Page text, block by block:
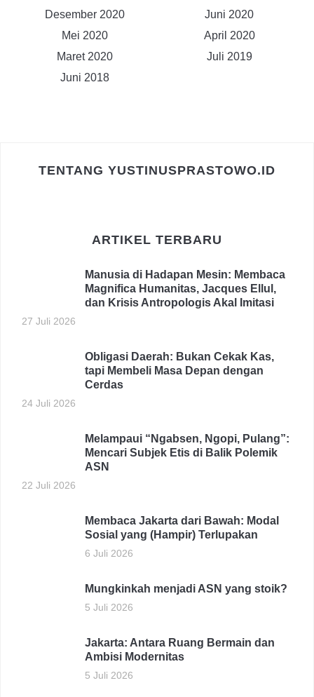
Desember 2020
Juni 2020
Mei 2020
April 2020
Maret 2020
Juli 2019
Juni 2018
TENTANG YUSTINUSPRASTOWO.ID
ARTIKEL TERBARU
Manusia di Hadapan Mesin: Membaca
Magnifica Humanitas, Jacques Ellul,
dan Krisis Antropologis Akal Imitasi
27 Juli 2026
Obligasi Daerah: Bukan Cekak Kas,
tapi Membeli Masa Depan dengan
Cerdas
24 Juli 2026
Melampaui “Ngabsen, Ngopi, Pulang”:
Mencari Subjek Etis di Balik Polemik
ASN
22 Juli 2026
Membaca Jakarta dari Bawah: Modal
Sosial yang (Hampir) Terlupakan
6 Juli 2026
Mungkinkah menjadi ASN yang stoik?
5 Juli 2026
Jakarta: Antara Ruang Bermain dan
Ambisi Modernitas
5 Juli 2026